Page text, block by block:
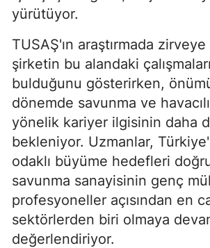
yürütüyor.
TUSAŞ'ın araştırmada
şirketin bu alandaki
bulduğunu gösterirken,
dönemde savunma ve
yönelik kariyer ilgisinin daha
bekleniyor. Uzmanlar,
odaklı büyüme hedefleri
savunma sanayisinin genç
profesyoneller açısından en
sektörlerden biri olmaya
değerlendiriyor.